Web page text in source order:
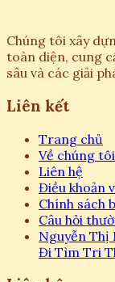
Chúng tôi xây
toàn diện, cung
sâu và các giải
Liên kết
Trang chủ
Về chúng tôi
Liên hệ
Điều khoản
Chính sách
Câu hỏi
Nguyễn Thị
Đi Tìm Tri